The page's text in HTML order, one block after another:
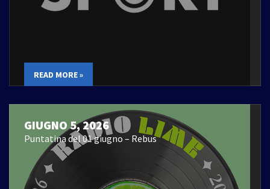
READ MORE »
GIUGNO 5, 2026
Puntatina del 01 giugno – Rebus